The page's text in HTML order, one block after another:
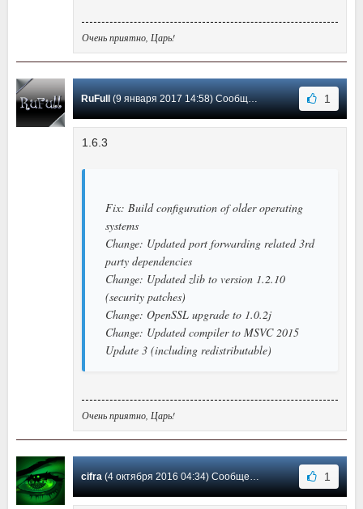
Очень приятно, Царь!
RuFull(9 января 2017 14:58) Сообщение #33 1
1.6.3
Fix: Build configuration of older operating
systems
Change: Updated port forwarding related 3rd
party dependencies
Change: Updated zlib to version 1.2.10
(security patches)
Change: OpenSSL upgrade to 1.0.2j
Change: Updated compiler to MSVC 2015
Update 3 (including redistributable)
Очень приятно, Царь!
cifra(4 октября 2016 04:34) Сообщение #32 1